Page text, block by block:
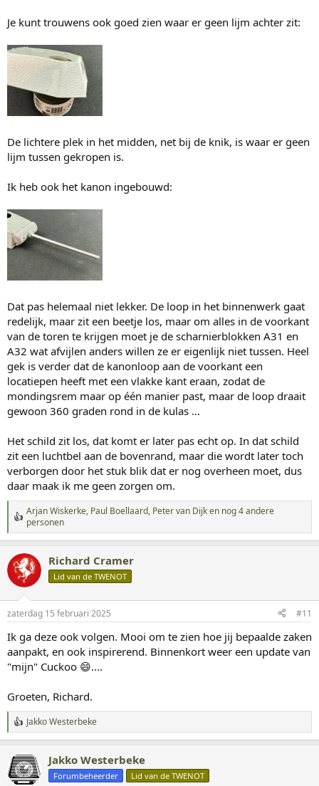
Je kunt trouwens ook goed zien waar er geen lijm achter zit:
De lichtere plek in het midden, net bij de knik, is waar er geen
lijm tussen gekropen is.
Ik heb ook het kanon ingebouwd:
Dat pas helemaal niet lekker. De loop in het binnenwerk gaat
redelijk, maar zit een beetje los, maar om alles in de voorkant
van de toren te krijgen moet je de scharnierblokken A31 en
A32 wat afvijlen anders willen ze er eigenlijk niet tussen. Heel
gek is verder dat de kanonloop aan de voorkant een
locatiepen heeft met een vlakke kant eraan, zodat de
mondingsrem maar op één manier past, maar de loop draait
gewoon 360 graden rond in de kulas …
Het schild zit los, dat komt er later pas echt op. In dat schild
zit een luchtbel aan de bovenrand, maar die wordt later toch
verborgen door het stuk blik dat er nog overheen moet, dus
daar maak ik me geen zorgen om.
W
a
a
r
d
e
i
n
g
e
:
Arjan Wiskerke, Paul Boellaard, Peter van Dijken nog 4 andere
personen
Richard Cramer
Lid van de TWENOT
zaterdag 15 februari 2025 #11
Ik ga deze ook volgen. Mooi om te zien hoe jij bepaalde zaken
aanpakt, en ook inspirerend. Binnenkort weer een update van
"mijn" Cuckoo 😄....
Groeten, Richard.
W
a
r
d
e
Jakko Westerbeke
Jakko Westerbeke
Forumbeheerder Lid van de TWENOT